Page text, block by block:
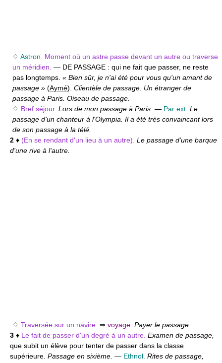
♢ Astron.
Moment où un astre passe devant un autre ou traverse
un méridien. — DE PASSAGE : qui ne fait que passer, ne reste
pas longtemps. « Bien sûr, je n'ai été pour vous qu'un amant de
passage » (Aymé). Clientèle de passage. Un étranger de
passage à Paris. Oiseau de passage.
♢ Bref séjour. Lors de mon passage à Paris. — Par ext. Le
passage d'un chanteur à l'Olympia. Il a été très convaincant lors
de son passage à la télé.
2 ♦ (En se rendant d'un lieu à un autre). Le passage d'une barque
d'une rive à l'autre.
♢ Traversée sur un navire. ⇒ voyage Payer le passage.
3 ♦ Le fait de passer d'un degré à un autre. Examen de passage,
que subit un élève pour tenter de passer dans la classe
supérieure. Passage en sixième. — Ethnol. Rites de passage,